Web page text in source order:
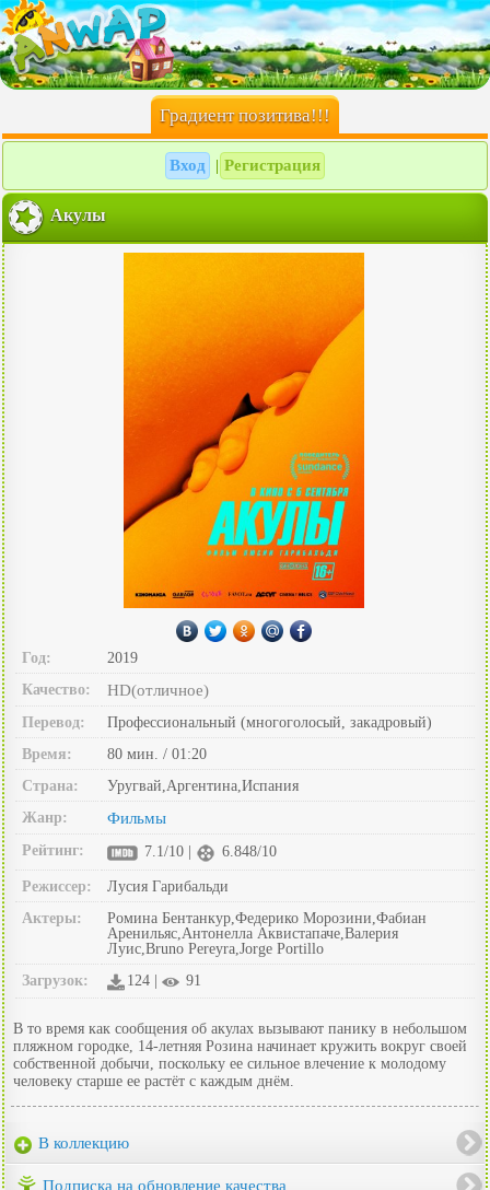
Градиент позитива!!!
Вход Регистрация
Акулы
Год:
2019
Качество:
HD(отличное)
Перевод:
Профессиональный (многоголосый, закадровый)
Время:
80 мин. / 01:20
Страна:
Уругвай,Аргентина,Испания
Жанр:
Фильмы
Рейтинг: 7.1/10 | 6.848/10
Режиссер:
Лусия Гарибальди
Актеры:
Ромина Бентанкур,Федерико Морозини,Фабиан
Аренильяс,Антонелла Аквистапаче,Валерия
Луис,Bruno Pereyra,Jorge Portillo
Загрузок:
124 | 91
В то время как сообщения об акулах вызывают панику в небольшом
пляжном городке, 14-летняя Розина начинает кружить вокруг своей
собственной добычи, поскольку ее сильное влечение к молодому
человеку старше ее растёт с каждым днём.
В коллекцию
Подписка на обновление качества